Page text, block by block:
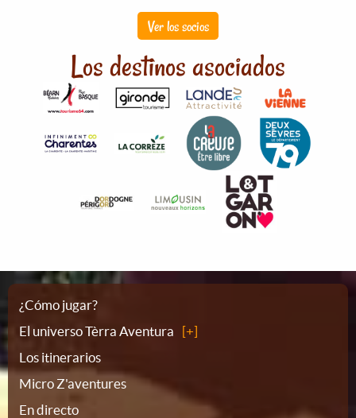
Ver los socios
Los destinos asociados
Plano
del
sitio
¿Cómo jugar?
El universo Tèrra Aventura
Los itinerarios
Micro Z'aventures
En directo